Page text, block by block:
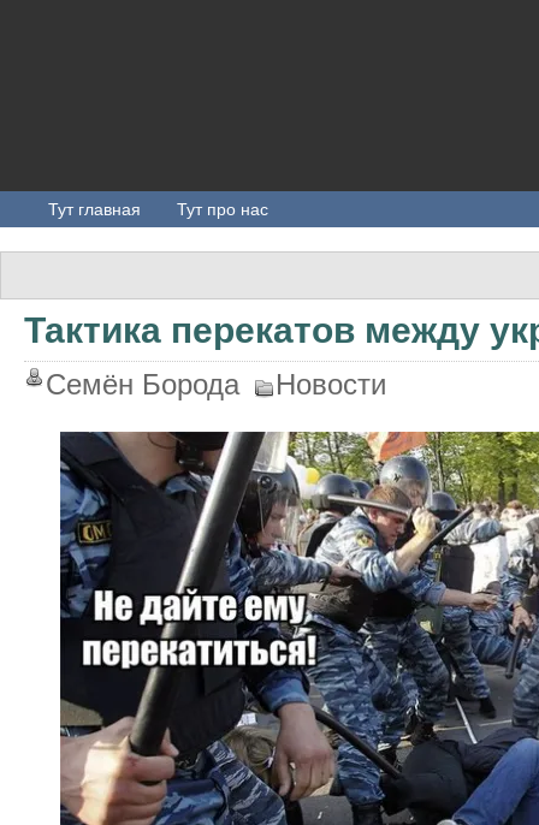
Тут главная Тут про нас
Тактика перекатов между
Семён Борода Новости